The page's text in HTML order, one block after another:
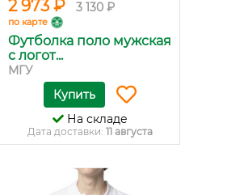
2 973 ₽ 3 130 ₽
по карте
Футболка поло мужская
с логот...
МГУ
Купить
На складе
Дата доставки: 11 августа